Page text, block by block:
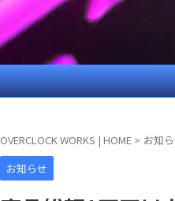
OVERCLOCK WORKS | HOME > お知
お知らせ